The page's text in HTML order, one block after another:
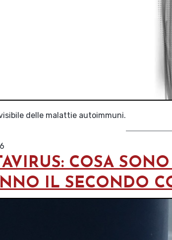
delle malattie autoimmuni.
COSA
IL SECONDO